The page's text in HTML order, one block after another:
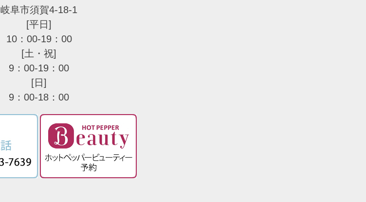
岐阜市須賀4-18-1
[平日]
10：00-19：00
[土・祝]
9：00-19：00
[日]
9：00-18：00